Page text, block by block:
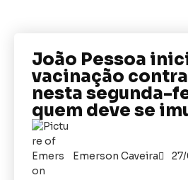
João Pessoa
vacinação
nesta segunda-
quem deve se
Emerson Caveira